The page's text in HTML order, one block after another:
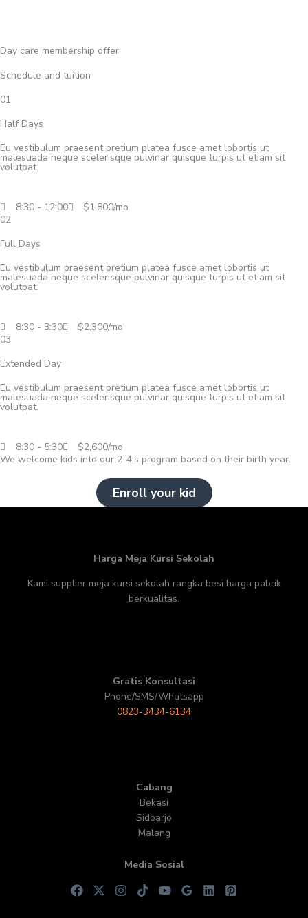
Day care membership offer
Schedule and tuition
01
Half Days
Eu vestibulum praesent pretium platea fusce amet lobortis ut
malesuada neque scelerisque pulvinar quisque turpis ut etiam sit
volutpat.
8:30 - 12:00
$1,800/mo
02
Full Days
Eu vestibulum praesent pretium platea fusce amet lobortis ut
malesuada neque scelerisque pulvinar quisque turpis ut etiam sit
volutpat.
8:30 - 3:30
$2,300/mo
03
Extended Day
Eu vestibulum praesent pretium platea fusce amet lobortis ut
malesuada neque scelerisque pulvinar quisque turpis ut etiam sit
volutpat.
8:30 - 5:30
$2,600/mo
We welcome kids into our 2-4’s program based on their birth year.
Enroll your kid
Harga Meja Kursi Sekolah
Kami supplier meja kursi sekolah rangka besi harga pabrik
berkualitas.
Gratis Konsultasi
Phone/SMS/Whatsapp
0823-3434-6134
Cabang
Bekasi
Sidoarjo
Malang
Media Sosial